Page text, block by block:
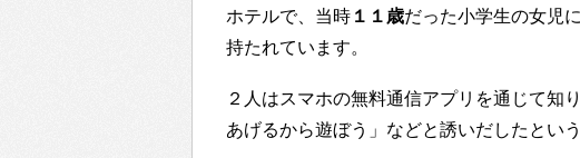
ホテルで、当時 １１歳だった小学生の女児
持たれています。
２人はスマホの無料通信アプリを通じて知
あげるから遊ぼう」などと誘いだしたという